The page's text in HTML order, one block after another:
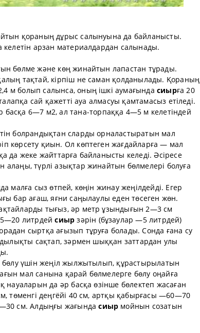
қораның дұрыс салынуына да байланысты.
келетін арзан материалдардан салынады.
бөлме және көң жинайтын лапастан тұрады.
тақтай, кірпіш не саман қолданылады. Қораның
м болып салынса, оның ішкі аумағында сиырға 20
сай қажетті ауа алмасуы қамтамасыз етіледі.
басқа 6—7 м2, ал тана-торпаққа 4—5 м келетіндей
болрандықтан сларды орналастыратын мал
көрсету қиын. Ол көптеген жағдайларға — мал
да жеке жайттарға байланысты келеді. Әсіресе
түрлі азықтар жинайтын бөлмелері болуға
малға сыз өтпей, көңін жинау жеңілдейді. Егер
бар ағаш, яғни саңылаулы еден төсеген жөн.
тығыз, әр метр ұзындығын 2—3 см
литрдейсиыр зәрін (бұзаулар —5 литрдей)
сыртқа ағызып тұруға болады. Сонда ғана су
сақтап, зәрмен шыққан заттардан улы
бөлу үшін жеңіл жылжытылып, құрастырылатын
мал санына қарай бөлмелерге бөлу оңайға
науаларын да әр басқа өзінше бөлектеп жасаған
төменгі деңгёйі 40 см, артқы қабырғасы —60—70
—30 см. Алдыңғы жағындасиыр мойнын созатын